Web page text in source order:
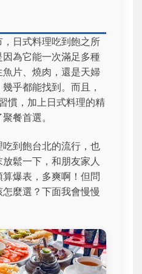
日式料理吃到飽之所
為它能一次滿足多種
片、燒肉，還是天婦
乎都能找到。而且，
慣，加上日式料理的精
餐首選。
到飽台北的流行，也
鬆一下，和朋友家人
爆表，多爽啊！但問
麼選？下面我會慢慢